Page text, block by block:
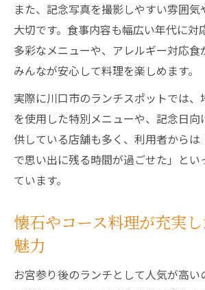
また、記念写真を撮影しやすい雰囲気
大切です。食事内容も幅広い年代に対
多彩なメニューや、アレルギー対応食
みんなが安心して料理を楽しめます。
実際に川口市のランチスポットでは
を使用した特別メニューや、記念日向
供している店舗も多く、利用者からは
で思い出に残る時間が過ごせた」と
ています。
懐石やコース料理が充実
魅力
お宮参り後のランチとして人気が高い